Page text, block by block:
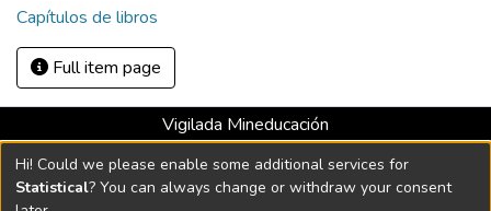
Capítulos de libros
Full item page
Vigilada Mineducación
Universidad con Acreditación Institucional hasta 2026 -
Resolución MEN 2158 de 2018
Hi! Could we please enable some additional services for
Statistical? You can always change or withdraw your consent